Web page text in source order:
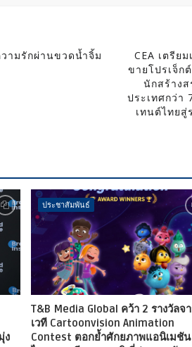
ามรักผ่านขวดน้ำจิ้ม
CEA เตรีย
ขายโปรเจ็
นักสร้าง
ประเทศกว่า
เทนต์ไทย
ง
ประชาสัมพันธ์
T&B Media Global คว้า 2 รางวัลจ
เวที Cartoonvision Animation
Contest ตอกย้ำศักยภาพแอนิเมชัน